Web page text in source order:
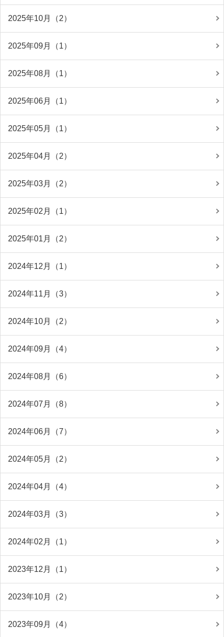
2025年10月（2）
2025年09月（1）
2025年08月（1）
2025年06月（1）
2025年05月（1）
2025年04月（2）
2025年03月（2）
2025年02月（1）
2025年01月（2）
2024年12月（1）
2024年11月（3）
2024年10月（2）
2024年09月（4）
2024年08月（6）
2024年07月（8）
2024年06月（7）
2024年05月（2）
2024年04月（4）
2024年03月（3）
2024年02月（1）
2023年12月（1）
2023年10月（2）
2023年09月（4）